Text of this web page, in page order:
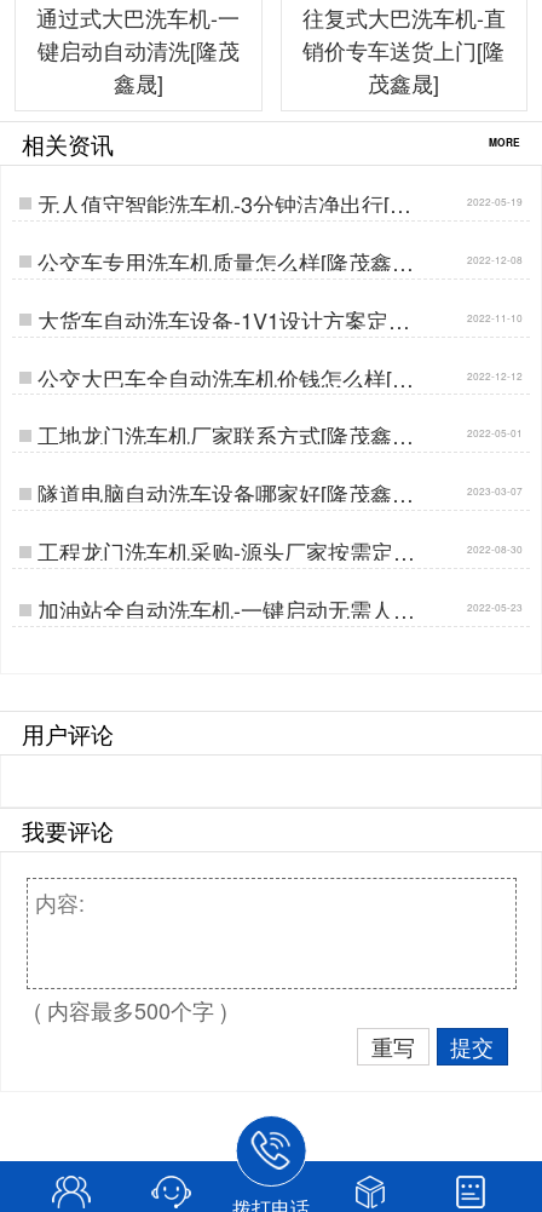
通过式大巴洗车机-一
键启动自动清洗[隆茂
鑫晟]
往复式大巴洗车机-直
销价专车送货上门[隆
茂鑫晟]
相关资讯 MORE
无人值守智能洗车机-3分钟洁净出行[隆
茂鑫晟]…
2022-05-19
公交车专用洗车机质量怎么样[隆茂鑫晟]
…
2022-12-08
大货车自动洗车设备-1V1设计方案定制
生产[隆茂鑫晟]…
2022-11-10
公交大巴车全自动洗车机价钱怎么样[隆
茂鑫晟]…
2022-12-12
工地龙门洗车机厂家联系方式[隆茂鑫晟]
…
2022-05-01
隧道电脑自动洗车设备哪家好[隆茂鑫晟]
…
2023-03-07
工程龙门洗车机采购-源头厂家按需定制
[隆茂鑫晟]…
2022-08-30
加油站全自动洗车机-一键启动无需人工
值守[隆茂鑫晟]…
2022-05-23
用户评论
我要评论
( 内容最多500个字 )
重写
提交